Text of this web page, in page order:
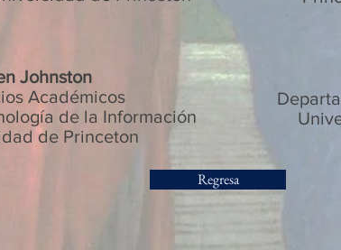
Johnston
Académicos
de la Información
de Princeton
Regresa